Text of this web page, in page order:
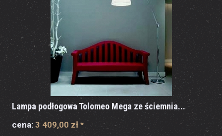
Lampa podłogowa Tolomeo Mega ze ściemnia...
cena: 3 409,00 zł *